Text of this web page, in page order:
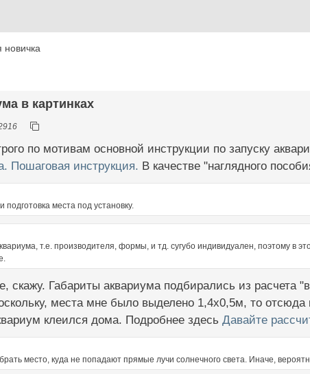
новичка
в картинках
по мотивам основной инструкции по запуску
Пошаговая инструкция. В качестве "наглядного
места под установку.
т.е. производителя, формы, и тд. сугубо индивидуален, поэтому в
скажу. Габариты аквариума подбирались из расчета
места мне было выделено 1,4х0,5м, то
клеился дома. Подробнее здесь Давайте
место, куда не попадают прямые лучи солнечного света. Иначе,